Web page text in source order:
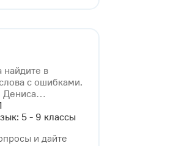
найдите в
с ошибками.
Дениса⁠…
5 - 9 классы
и дайте